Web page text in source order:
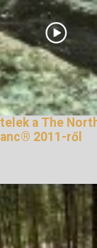
a The
2011-ről